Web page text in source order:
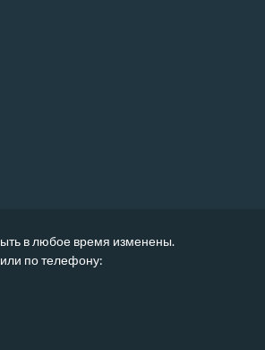
в любое время изменены.
по телефону: